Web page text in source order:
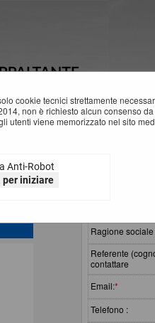
cookie tecnici strettamente
non è richiesto alcun consenso
utenti viene memorizzato nel sito
Anti-Robot
per iniziare
Ragione
Referente
contattare
Email:*
Telefono :